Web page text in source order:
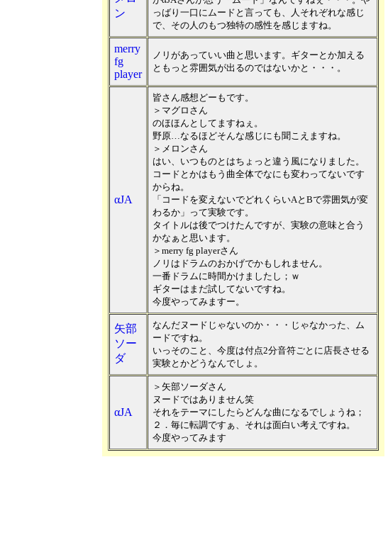
ン
っばり一口にムードと言っても、人それぞれな感じ
で、その人のもつ独特の感性を感じますね。
merry
fg
player
ノリがあっていい曲と思います。ギターとか加える
ともっと雰囲気が出るのではないかと・・・。
αJA
皆さん感想どーもです。
＞マグロさん
のほほんとしてますねぇ。
野原…なるほどそんな感じにも聞こえますね。
＞メロンさん
はい、いつものとはちょっと違う風になりました。
コードとかはもう曲全体でなにも変わってないです
からね。
「コードを変えないでどれくらいAとBで雰囲気が変
わるか」って実験です。
タイトルは後でつけたんですが、実験の意味と合う
かなぁと思います。
＞merry fg playerさん
ノリはドラムのおかげでかもしれません。
一番ドラムに時間かけましたし；ｗ
ギターはまだ試してないですね。
今度やってみますー。
矢部
ソー
ダ
なんだヌードじゃないのか・・・じゃなかった、ム
ードですね。
いっそのこと、今度は付点2分音符ごとに店長させる
実験とかどうなんでしょ。
αJA
＞矢部ソーダさん
ヌードではありません笑
それをテーマにしたらどんな曲になるでしょうね；
２．毎に転調ですぁ、それは面白い考えですね。
今度やってみます